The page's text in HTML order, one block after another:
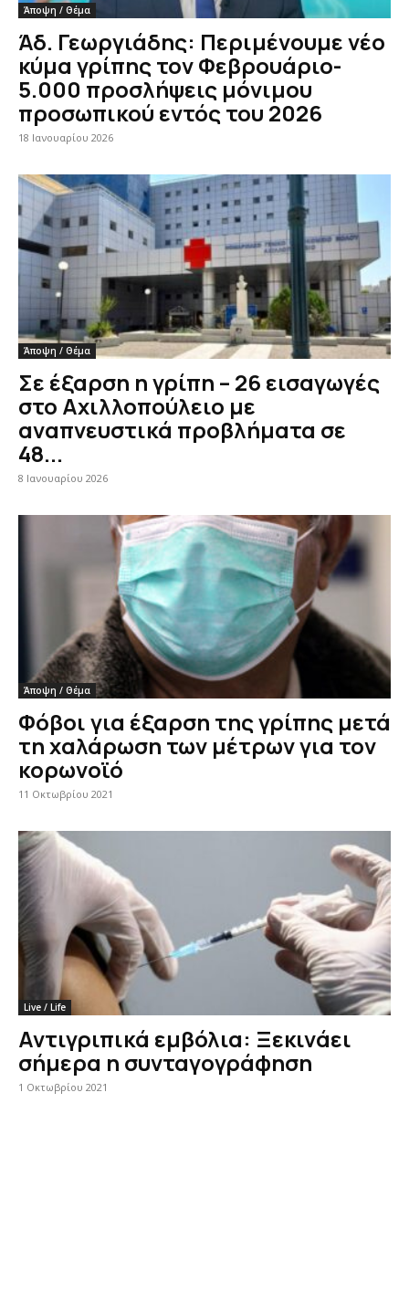
Άποψη / Θέμα
Άδ. Γεωργιάδης: Περιμένουμε νέο
κύμα γρίπης τον Φεβρουάριο-
5.000 προσλήψεις μόνιμου
προσωπικού εντός του 2026
18 Ιανουαρίου 2026
Άποψη / Θέμα
Σε έξαρση η γρίπη – 26 εισαγωγές
στο Αχιλλοπούλειο με
αναπνευστικά προβλήματα σε
48...
8 Ιανουαρίου 2026
Άποψη / Θέμα
Φόβοι για έξαρση της γρίπης μετά
τη χαλάρωση των μέτρων για τον
κορωνοϊό
11 Οκτωβρίου 2021
Live / Life
Αντιγριπικά εμβόλια: Ξεκινάει
σήμερα η συνταγογράφηση
1 Οκτωβρίου 2021